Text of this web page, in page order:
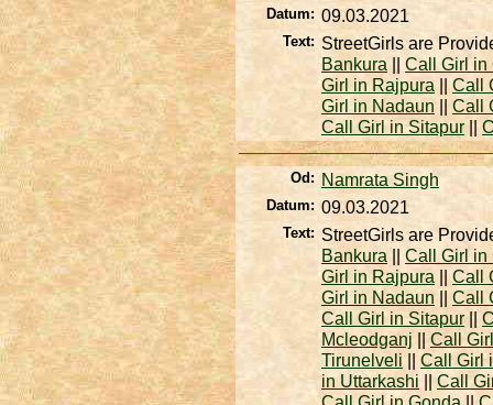
Datum: 09.03.2021
Text: StreetGirls are
Bankura || Call Girl in
Girl in Rajpura || Call
Girl in Nadaun || Call
Call Girl in Sitapur ||
Od: Namrata Singh
Datum: 09.03.2021
Text: StreetGirls are
Bankura || Call Girl in
Girl in Rajpura || Call
Girl in Nadaun || Call
Call Girl in Sitapur ||
Mcleodganj || Call
Tirunelveli || Call Girl
in Uttarkashi || Call